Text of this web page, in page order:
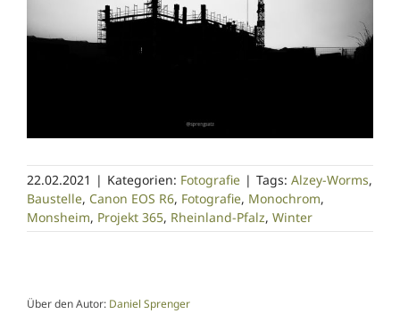
22.02.2021 | Kategorien: Fotografie | Tags: Alzey-Worms,
Baustelle, Canon EOS R6, Fotografie, Monochrom,
Monsheim, Projekt 365, Rheinland-Pfalz, Winter
Über den Autor: Daniel Sprenger